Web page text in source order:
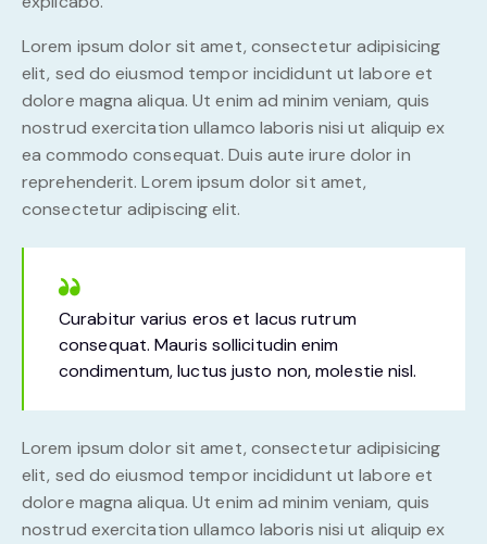
Lorem ipsum dolor sit amet, consectetur adipisicing
elit, sed do eiusmod tempor incididunt ut labore et
dolore magna aliqua. Ut enim ad minim veniam, quis
nostrud exercitation ullamco laboris nisi ut aliquip ex
ea commodo consequat. Duis aute irure dolor in
reprehenderit. Lorem ipsum dolor sit amet,
consectetur adipiscing elit.
Curabitur varius eros et lacus rutrum
consequat. Mauris sollicitudin enim
condimentum, luctus justo non, molestie nisl.
Lorem ipsum dolor sit amet, consectetur adipisicing
elit, sed do eiusmod tempor incididunt ut labore et
dolore magna aliqua. Ut enim ad minim veniam, quis
nostrud exercitation ullamco laboris nisi ut aliquip ex